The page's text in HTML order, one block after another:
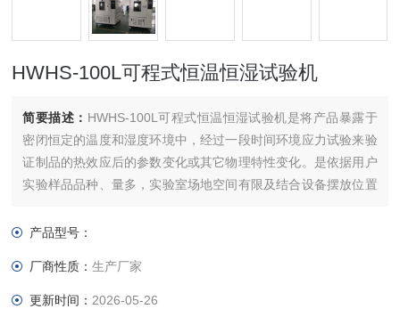
HWHS-100L可程式恒温恒湿试验机
简要描述： HWHS-100L可程式恒温恒湿试验机是将产品暴露于
密闭恒定的温度和湿度环境中，经过一段时间环境应力试验来验
证制品的热效应后的参数变化或其它物理特性变化。是依据用户
实验样品品种、量多，实验室场地空间有限及结合设备摆放位置
进行制造。
产品型号：
厂商性质：生产厂家
更新时间： 2026-05-26